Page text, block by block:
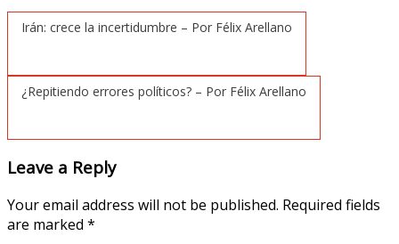
Irán: crece la incertidumbre – Por Félix Arellano
¿Repitiendo errores políticos? – Por Félix Arellano
Leave a Reply
Your email address will not be published. Required fields
are marked *